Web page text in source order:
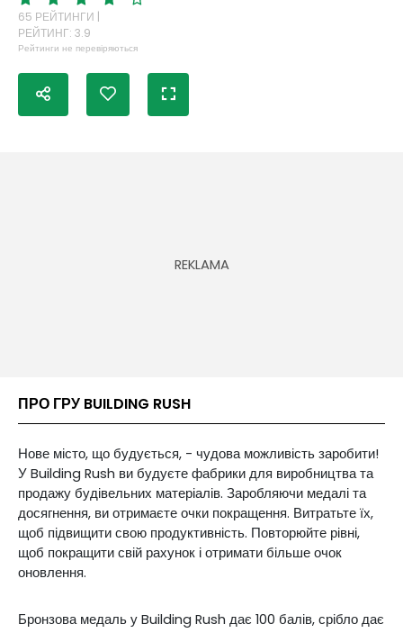
65 РЕЙТИНГИ |
РЕЙТИНГ: 3.9
Рейтинги не перевіряються
ПРО ГРУ BUILDING RUSH
Нове місто, що будується, - чудова можливість заробити!
У Building Rush ви будуєте фабрики для виробництва та
продажу будівельних матеріалів. Заробляючи медалі та
досягнення, ви отримаєте очки покращення. Витратьте їх,
щоб підвищити свою продуктивність. Повторюйте рівні,
щоб покращити свій рахунок і отримати більше очок
оновлення.
Бронзова медаль у Building Rush дає 100 балів, срібло дає